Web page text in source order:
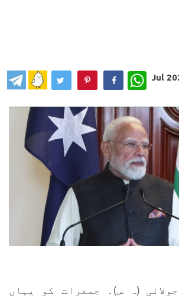
WhatsApp
میلبورن، 09 جولائی (ہ س)۔ جمعرات کو یہاں